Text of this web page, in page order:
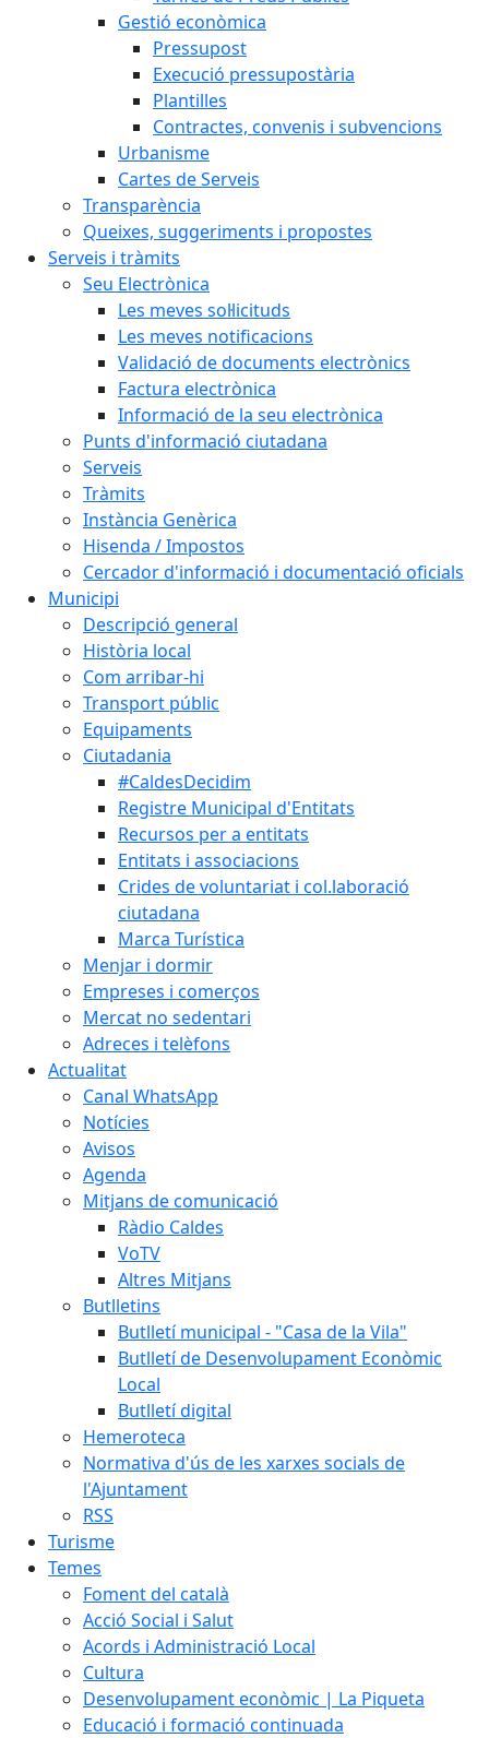
Gestió econòmica
Pressupost
Execució pressupostària
Plantilles
Contractes, convenis i subvencions
Urbanisme
Cartes de Serveis
Transparència
Queixes, suggeriments i propostes
Serveis i tràmits
Seu Electrònica
Les meves sol·licituds
Les meves notificacions
Validació de documents electrònics
Factura electrònica
Informació de la seu electrònica
Punts d'informació ciutadana
Serveis
Tràmits
Instància Genèrica
Hisenda / Impostos
Cercador d'informació i documentació oficials
Municipi
Descripció general
Història local
Com arribar-hi
Transport públic
Equipaments
Ciutadania
#CaldesDecidim
Registre Municipal d'Entitats
Recursos per a entitats
Entitats i associacions
Crides de voluntariat i col.laboració
ciutadana
Marca Turística
Menjar i dormir
Empreses i comerços
Mercat no sedentari
Adreces i telèfons
Actualitat
Canal WhatsApp
Notícies
Avisos
Agenda
Mitjans de comunicació
Ràdio Caldes
VoTV
Altres Mitjans
Butlletins
Butlletí municipal - "Casa de la Vila"
Butlletí de Desenvolupament Econòmic
Local
Butlletí digital
Hemeroteca
Normativa d'ús de les xarxes socials de
l'Ajuntament
RSS
Turisme
Temes
Foment del català
Acció Social i Salut
Acords i Administració Local
Cultura
Desenvolupament econòmic | La Piqueta
Educació i formació continuada